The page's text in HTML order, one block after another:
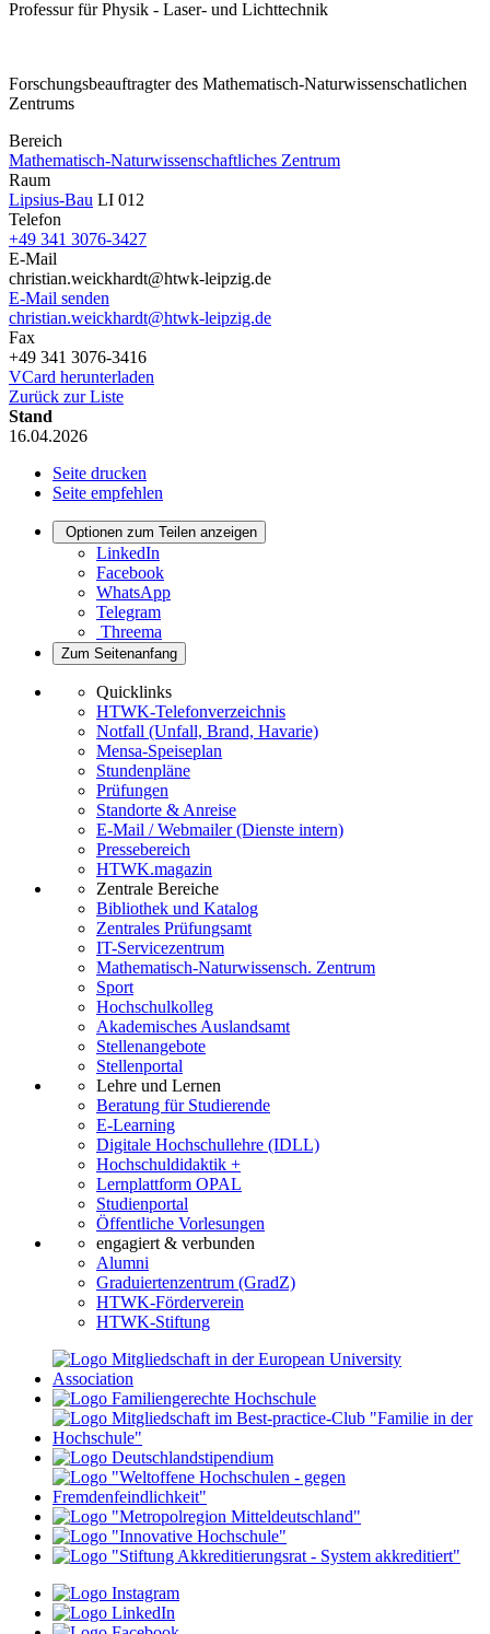
Professur für Physik - Laser- und Lichttechnik
Forschungsbeauftragter des Mathematisch-Naturwissenschatlichen
Zentrums
Bereich
Mathematisch-Naturwissenschaftliches Zentrum
Raum
Lipsius-Bau LI 012
Telefon
+49 341 3076-3427
E-Mail
christian.weickhardt@htwk-leipzig.de
E-Mail senden
christian.weickhardt@htwk-leipzig.de
Fax
+49 341 3076-3416
VCard herunterladen
Zurück zur Liste
Stand
16.04.2026
Seite drucken
Seite empfehlen
Optionen zum Teilen anzeigen
LinkedIn
Facebook
WhatsApp
Telegram
Threema
Zum Seitenanfang
Quicklinks
HTWK-Telefonverzeichnis
Notfall (Unfall, Brand, Havarie)
Mensa-Speiseplan
Stundenpläne
Prüfungen
Standorte & Anreise
E-Mail / Webmailer (Dienste intern)
Pressebereich
HTWK.magazin
Zentrale Bereiche
Bibliothek und Katalog
Zentrales Prüfungsamt
IT-Servicezentrum
Mathematisch-Naturwissensch. Zentrum
Sport
Hochschulkolleg
Akademisches Auslandsamt
Stellenangebote
Stellenportal
Lehre und Lernen
Beratung für Studierende
E-Learning
Digitale Hochschullehre (IDLL)
Hochschuldidaktik +
Lernplattform OPAL
Studienportal
Öffentliche Vorlesungen
engagiert & verbunden
Alumni
Graduiertenzentrum (GradZ)
HTWK-Förderverein
HTWK-Stiftung